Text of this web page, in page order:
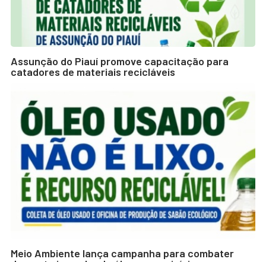
Assunção do Piauí promove capacitação para
catadores de materiais recicláveis
Meio Ambiente lança campanha para combater